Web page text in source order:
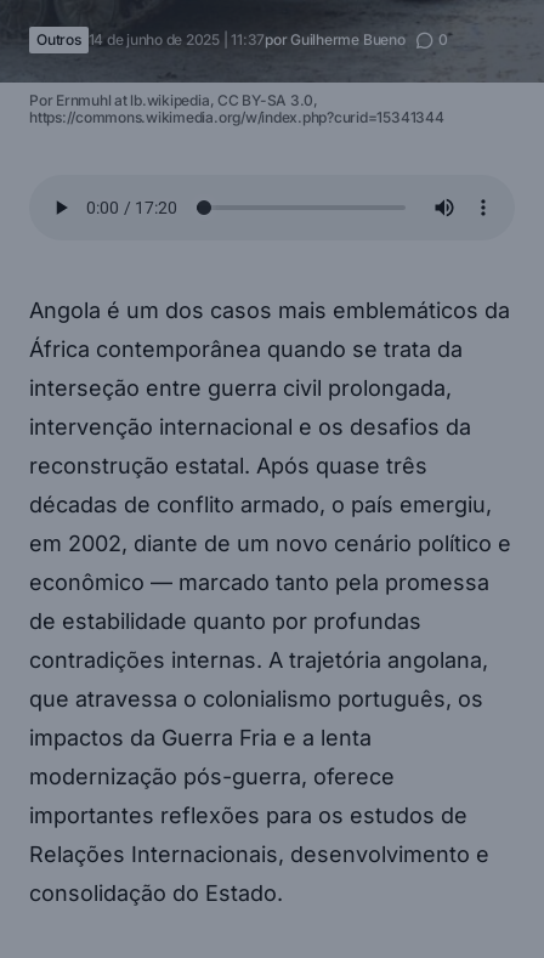
Outros 14 de junho de 2025 | 11:37porGuilherme Bueno 0
Por Ernmuhl at lb.wikipedia, CC BY-SA 3.0,
https://commons.wikimedia.org/w/index.php?curid=15341344
Angola é um dos casos mais emblemáticos da
África contemporânea quando se trata da
interseção entre guerra civil prolongada,
intervenção internacional e os desafios da
reconstrução estatal. Após quase três
décadas de conflito armado, o país emergiu,
em 2002, diante de um novo cenário político e
econômico — marcado tanto pela promessa
de estabilidade quanto por profundas
contradições internas. A trajetória angolana,
que atravessa o colonialismo português, os
impactos da Guerra Fria e a lenta
modernização pós-guerra, oferece
importantes reflexões para os estudos de
Relações Internacionais, desenvolvimento e
consolidação do Estado.